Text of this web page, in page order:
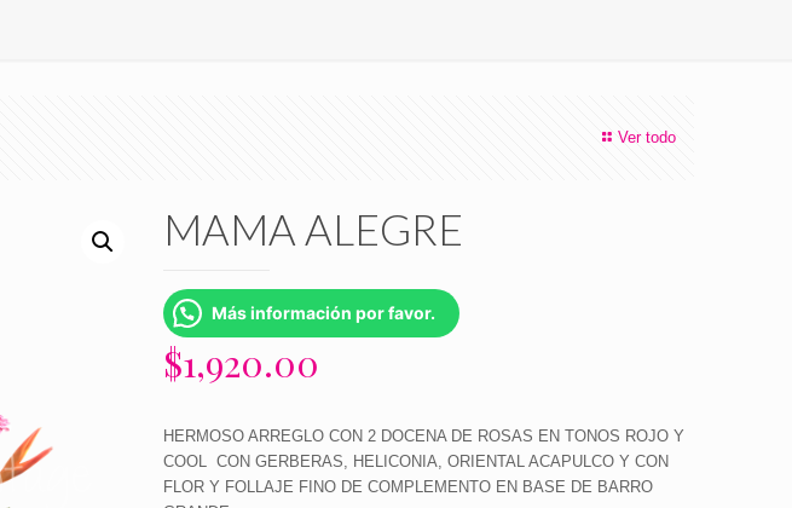
Ver todo
MAMA ALEGRE
Más información por favor.
$1,920.00
HERMOSO ARREGLO CON 2 DOCENA DE ROSAS EN TONOS ROJO Y
COOL CON GERBERAS, HELICONIA, ORIENTAL ACAPULCO Y CON
FLOR Y FOLLAJE FINO DE COMPLEMENTO EN BASE DE BARRO